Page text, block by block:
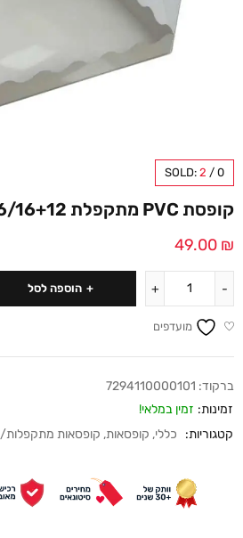
SOLD: 2 / 0
קופסת PVC מתקפלת 16/16+12 (10 במארז)
49.00 ₪
הוספה לסל
מועדפים
ברקוד: 7294110000101
זמינות: זמין במלאי!
קטגוריות:
כללי, קופסאות, קופסאות מתקפלות/PVC